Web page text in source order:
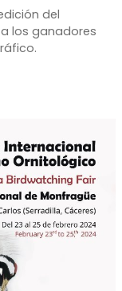
del
los ganadores